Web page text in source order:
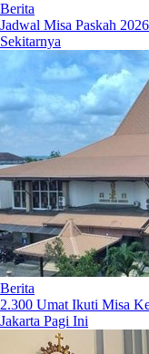
Berita
Jadwal Misa Paskah
Sekitarnya
Berita
2.300 Umat Ikuti Misa
Jakarta Pagi Ini